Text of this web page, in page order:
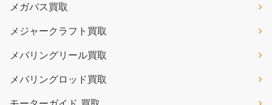
メガバス買取
メジャークラフト買取
メバリングリール買取
メバリングロッド買取